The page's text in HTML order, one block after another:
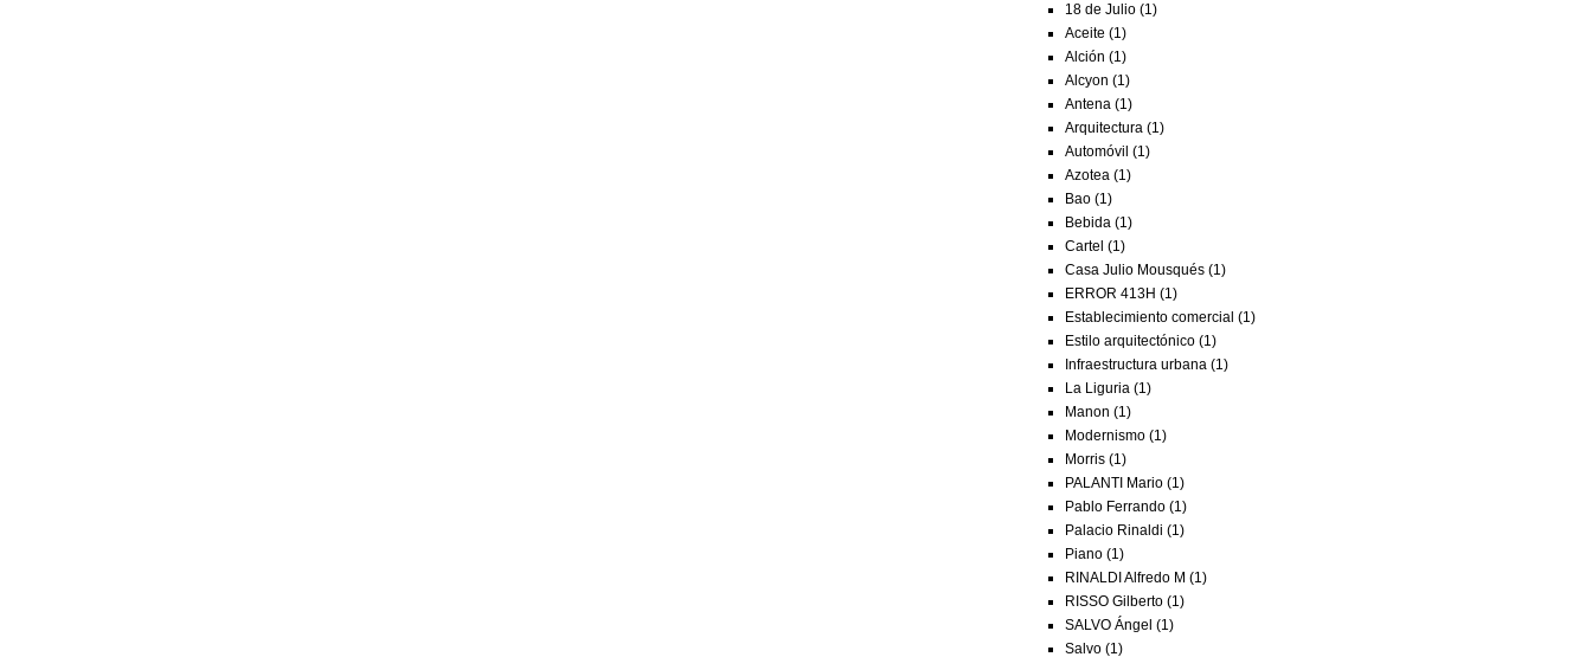
18 de Julio (1)
Aceite (1)
Alción (1)
Alcyon (1)
Antena (1)
Arquitectura (1)
Automóvil (1)
Azotea (1)
Bao (1)
Bebida (1)
Cartel (1)
Casa Julio Mousqués (1)
ERROR 413H (1)
Establecimiento comercial (1)
Estilo arquitectónico (1)
Infraestructura urbana (1)
La Liguria (1)
Manon (1)
Modernismo (1)
Morris (1)
PALANTI Mario (1)
Pablo Ferrando (1)
Palacio Rinaldi (1)
Piano (1)
RINALDI Alfredo M (1)
RISSO Gilberto (1)
SALVO Ángel (1)
Salvo (1)